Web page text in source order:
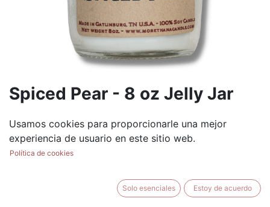
Spiced Pear - 8 oz Jelly Jar
$8.99
AÑADIR AL CARRITO BUY NOW
Usamos cookies para proporcionarle una mejor
experiencia de usuario en este sitio web.
Política de cookies
Solo esenciales Estoy de acuerdo